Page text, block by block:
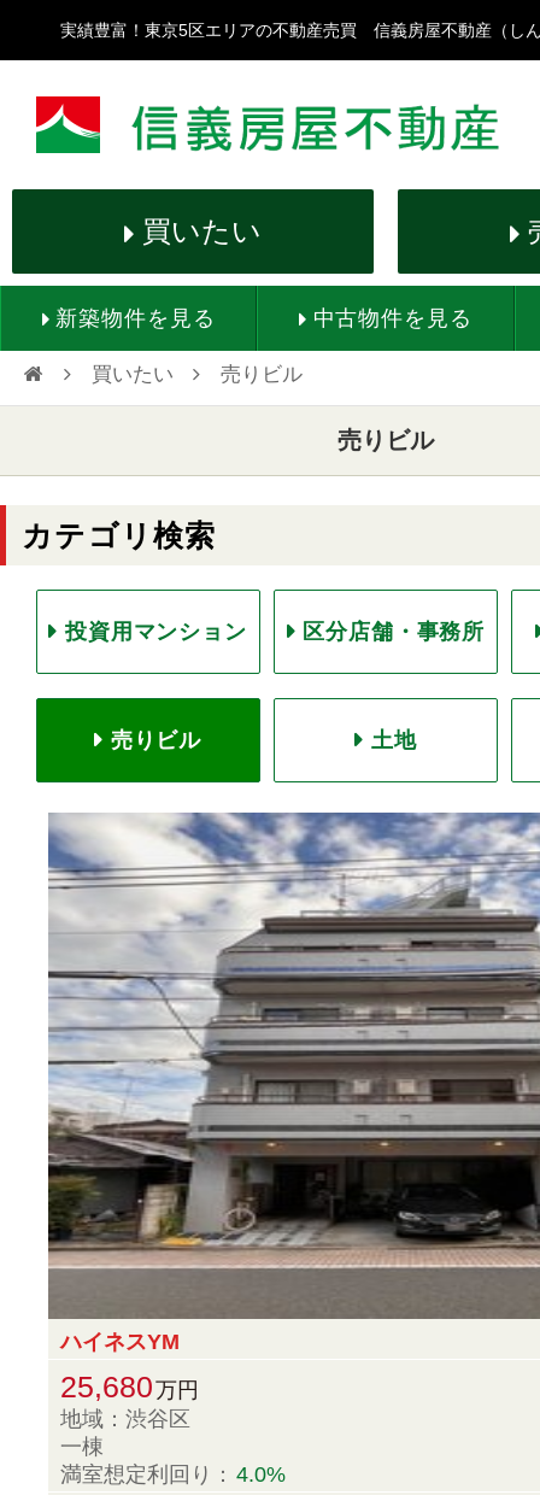
実績豊富！東京5区エリアの不動産売買 信義房屋不動産（し
買いたい
新築物件を見る 中古物件を見る
 買いたい 売りビル
売りビル
カテゴリ検索
投資用マンション 区分店舗・事務所
売りビル 土地
ハイネスYM
25,680万円
地域：渋谷区
一棟
満室想定利回り： 4.0%